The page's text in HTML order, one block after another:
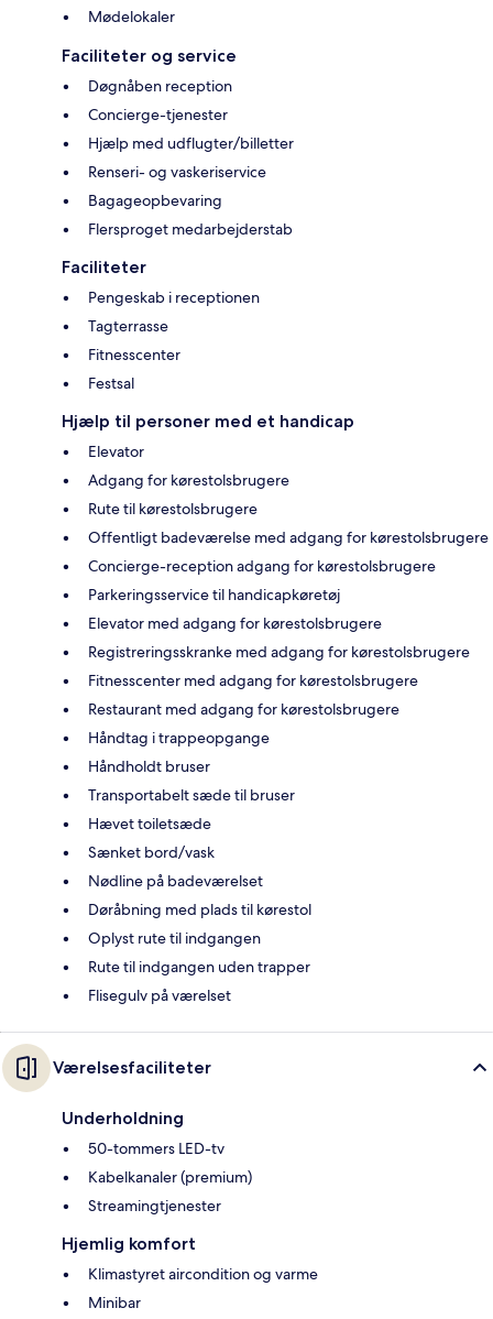
Mødelokaler
Faciliteter og service
Døgnåben reception
Concierge-tjenester
Hjælp med udflugter/billetter
Renseri- og vaskeriservice
Bagageopbevaring
Flersproget medarbejderstab
Faciliteter
Pengeskab i receptionen
Tagterrasse
Fitnesscenter
Festsal
Hjælp til personer med et handicap
Elevator
Adgang for kørestolsbrugere
Rute til kørestolsbrugere
Offentligt badeværelse med adgang for kørestolsbrugere
Concierge-reception adgang for kørestolsbrugere
Parkeringsservice til handicapkøretøj
Elevator med adgang for kørestolsbrugere
Registreringsskranke med adgang for kørestolsbrugere
Fitnesscenter med adgang for kørestolsbrugere
Restaurant med adgang for kørestolsbrugere
Håndtag i trappeopgange
Håndholdt bruser
Transportabelt sæde til bruser
Hævet toiletsæde
Sænket bord/vask
Nødline på badeværelset
Døråbning med plads til kørestol
Oplyst rute til indgangen
Rute til indgangen uden trapper
Flisegulv på værelset
Værelsesfaciliteter
Underholdning
50-tommers LED-tv
Kabelkanaler (premium)
Streamingtjenester
Hjemlig komfort
Klimastyret aircondition og varme
Minibar